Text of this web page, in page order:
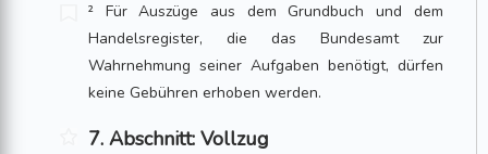
² Für Auszüge aus dem Grundbuch und dem
Handelsregister, die das Bundesamt zur
Wahrnehmung seiner Aufgaben benötigt, dürfen
keine Gebühren erhoben wer­den.
7. Abschnitt: Vollzug